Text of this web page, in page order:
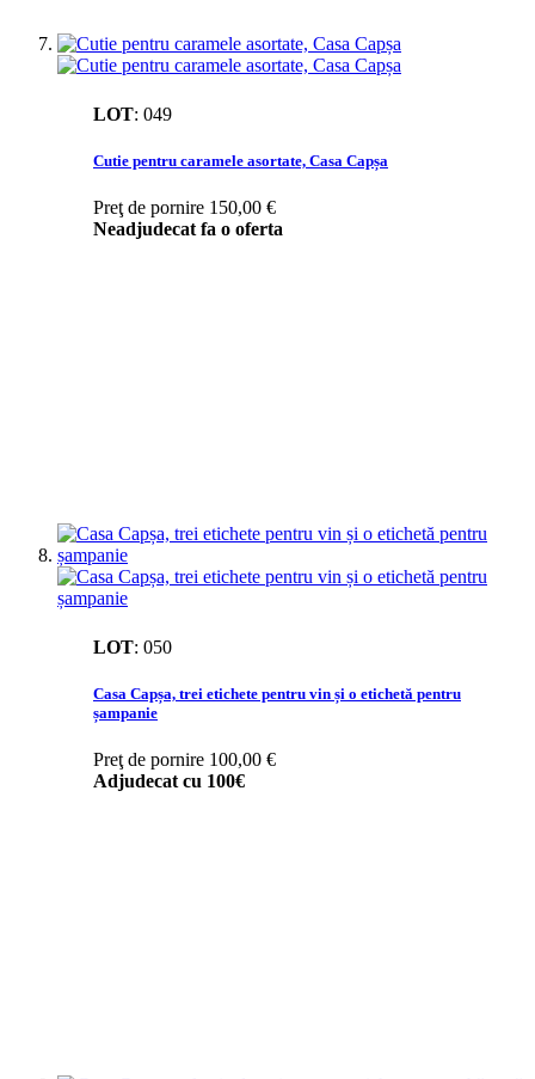
LOT: 049
Cutie pentru caramele asortate, Casa Capșa
Preţ de pornire 150,00 €
Neadjudecat fa o oferta
LOT: 050
Casa Capșa, trei etichete pentru vin și o etichetă pentru
șampanie
Preţ de pornire 100,00 €
Adjudecat cu 100€